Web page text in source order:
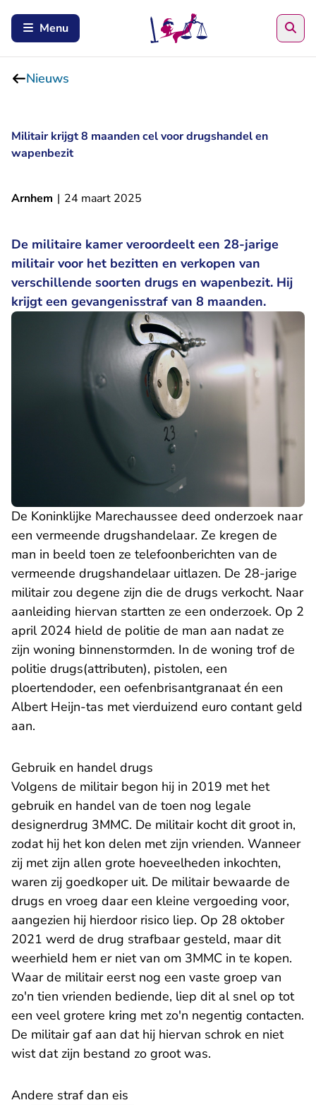
Menu
Nieuws
Militair krijgt 8 maanden cel voor drugshandel en
wapenbezit
Arnhem | 24 maart 2025
De militaire kamer veroordeelt een 28-jarige
militair voor het bezitten en verkopen van
verschillende soorten drugs en wapenbezit. Hij
krijgt een gevangenisstraf van 8 maanden.
De Koninklijke Marechaussee deed onderzoek naar
een vermeende drugshandelaar. Ze kregen de
man in beeld toen ze telefoonberichten van de
vermeende drugshandelaar uitlazen. De 28-jarige
militair zou degene zijn die de drugs verkocht. Naar
aanleiding hiervan startten ze een onderzoek. Op 2
april 2024 hield de politie de man aan nadat ze
zijn woning binnenstormden. In de woning trof de
politie drugs(attributen), pistolen, een
ploertendoder, een oefenbrisantgranaat én een
Albert Heijn-tas met vierduizend euro contant geld
aan.
Gebruik en handel drugs
Volgens de militair begon hij in 2019 met het
gebruik en handel van de toen nog legale
designerdrug 3MMC. De militair kocht dit groot in,
zodat hij het kon delen met zijn vrienden. Wanneer
zij met zijn allen grote hoeveelheden inkochten,
waren zij goedkoper uit. De militair bewaarde de
drugs en vroeg daar een kleine vergoeding voor,
aangezien hij hierdoor risico liep. Op 28 oktober
2021 werd de drug strafbaar gesteld, maar dit
weerhield hem er niet van om 3MMC in te kopen.
Waar de militair eerst nog een vaste groep van
zo'n tien vrienden bediende, liep dit al snel op tot
een veel grotere kring met zo'n negentig contacten.
De militair gaf aan dat hij hiervan schrok en niet
wist dat zijn bestand zo groot was.
Andere straf dan eis